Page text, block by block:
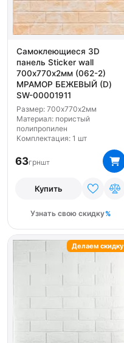
Самоклеющиеся 3D
панель Sticker wall
700х770х2мм (062-2)
МРАМОР БЕЖЕВЫЙ (D)
SW-00001911
Размер: 700х770х2мм
Материал: пористый
полипропилен
Комплектация: 1 шт
63грншт
Купить
Узнать свою скидку
Делаем скидку